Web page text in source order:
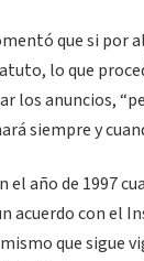
que si por
lo que
los anuncios,
siempre y
el año de 1997
acuerdo con el
que sigue